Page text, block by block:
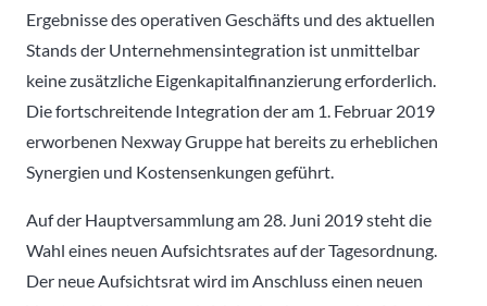
Ergebnisse des operativen Geschäfts und des aktuellen
Stands der Unternehmensintegration ist unmittelbar
keine zusätzliche Eigenkapitalfinanzierung erforderlich.
Die fortschreitende Integration der am 1. Februar 2019
erworbenen Nexway Gruppe hat bereits zu erheblichen
Synergien und Kostensenkungen geführt.
Auf der Hauptversammlung am 28. Juni 2019 steht die
Wahl eines neuen Aufsichtsrates auf der Tagesordnung.
Der neue Aufsichtsrat wird im Anschluss einen neuen